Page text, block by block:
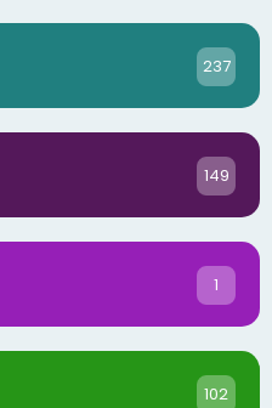
237
149
1
102